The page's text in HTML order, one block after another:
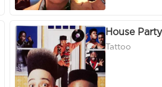
House Party
Tattoo